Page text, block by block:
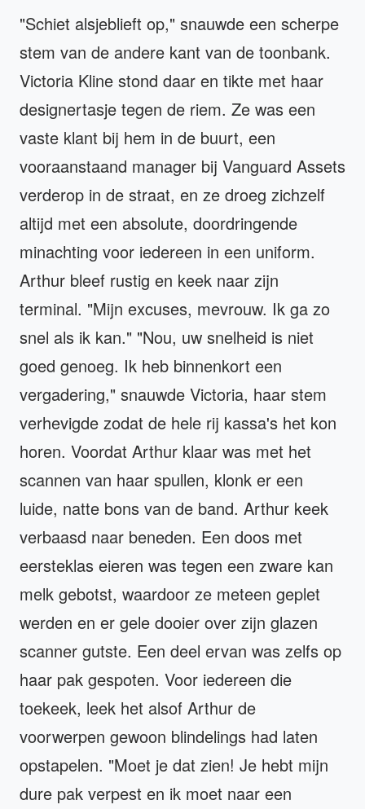
"Schiet alsjeblieft op," snauwde een scherpe
stem van de andere kant van de toonbank.
Victoria Kline stond daar en tikte met haar
designertasje tegen de riem. Ze was een
vaste klant bij hem in de buurt, een
vooraanstaand manager bij Vanguard Assets
verderop in de straat, en ze droeg zichzelf
altijd met een absolute, doordringende
minachting voor iedereen in een uniform.
Arthur bleef rustig en keek naar zijn
terminal. "Mijn excuses, mevrouw. Ik ga zo
snel als ik kan." "Nou, uw snelheid is niet
goed genoeg. Ik heb binnenkort een
vergadering," snauwde Victoria, haar stem
verhevigde zodat de hele rij kassa's het kon
horen. Voordat Arthur klaar was met het
scannen van haar spullen, klonk er een
luide, natte bons van de band. Arthur keek
verbaasd naar beneden. Een doos met
eersteklas eieren was tegen een zware kan
melk gebotst, waardoor ze meteen geplet
werden en er gele dooier over zijn glazen
scanner gutste. Een deel ervan was zelfs op
haar pak gespoten. Voor iedereen die
toekeek, leek het alsof Arthur de
voorwerpen gewoon blindelings had laten
opstapelen. "Moet je dat zien! Je hebt mijn
dure pak verpest en ik moet naar een